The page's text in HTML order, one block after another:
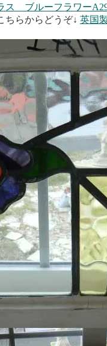
ス ブルーフラワー
ちらからどうぞ↓ 英国